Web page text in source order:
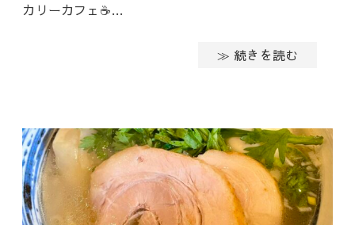
カリーカフェ☕…
≫ 続きを読む